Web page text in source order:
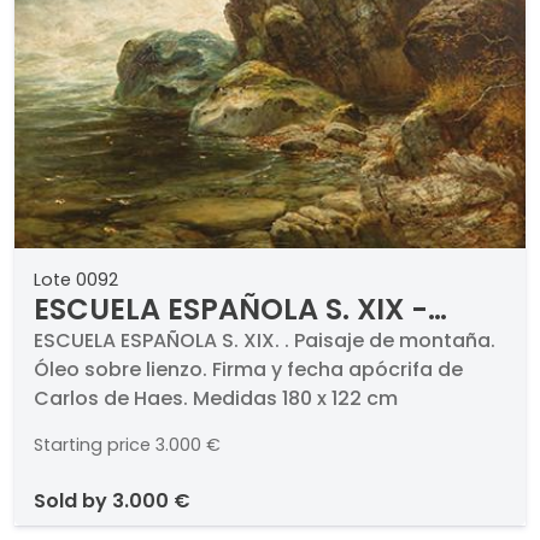
Lote 0092
ESCUELA ESPAÑOLA S. XIX -
Paisaje de montaña
ESCUELA ESPAÑOLA S. XIX. . Paisaje de montaña.
Óleo sobre lienzo. Firma y fecha apócrifa de
Carlos de Haes. Medidas 180 x 122 cm
Starting price 3.000 €
sold by 3.000 €